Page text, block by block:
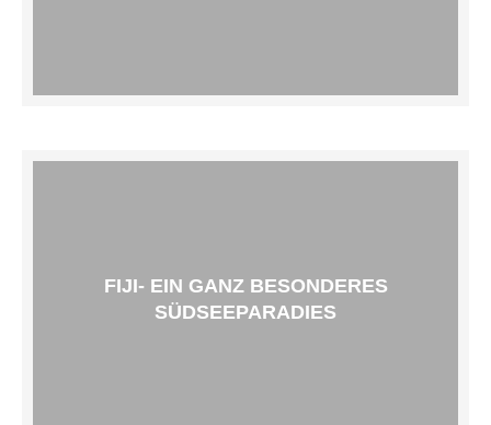
FIJI- EIN GANZ BESONDERES
SÜDSEEPARADIES